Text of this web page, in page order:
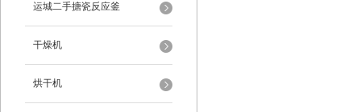
运城二手搪瓷反应釜
干燥机
烘干机